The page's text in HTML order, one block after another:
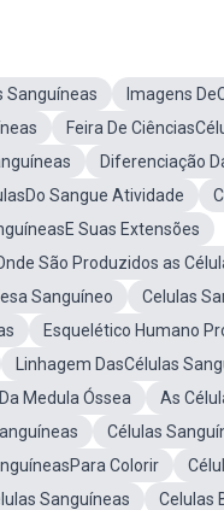
Sanguíneas
Imagens
Feira De
Diferenciação
Sangue Atividade
Suas Extensões
São Produzidos as
Sanguíneo
Celulas
Esquelético Humano
Linhagem DasCélulas
Medula Óssea
As
Células
Colorir
Sanguíneas Celulas